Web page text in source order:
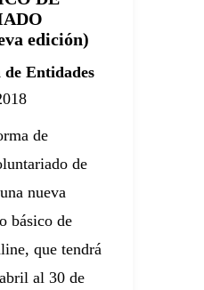
edición)
Entidades
de
de
nueva
básico de
que tendrá
al 30 de